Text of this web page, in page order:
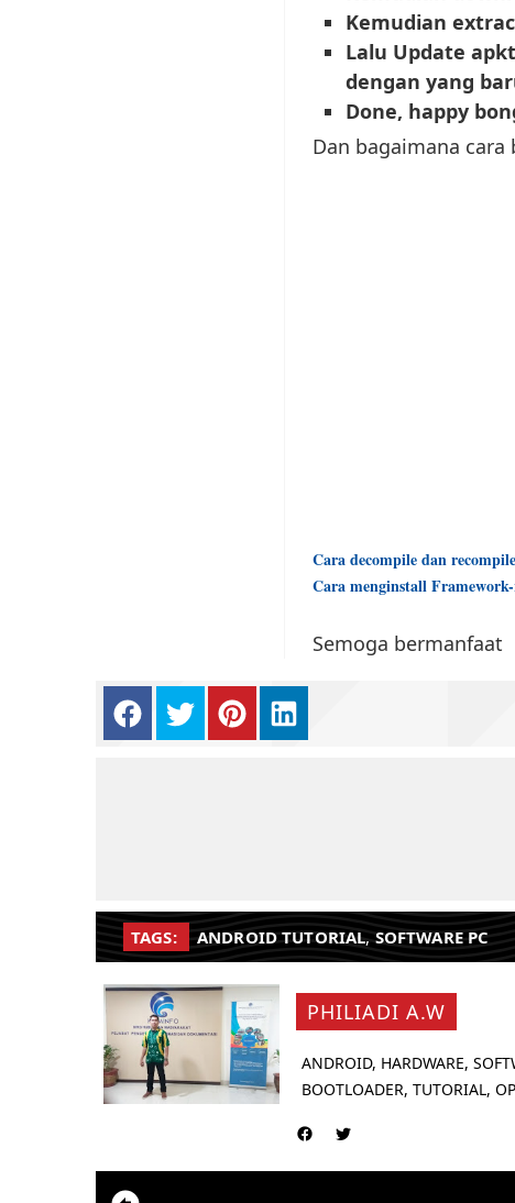
Kemudian
Lalu Update
dengan yang
Done, happy
Dan bagaimana
Cara decompile dan
Cara menginstall
Semoga bermanfaat
TAGS: ANDROID TUTORIAL, SOFTWARE PC
PHILIADI A.W
ANDROID, HARDWARE,
BOOTLOADER, TUTORIAL,